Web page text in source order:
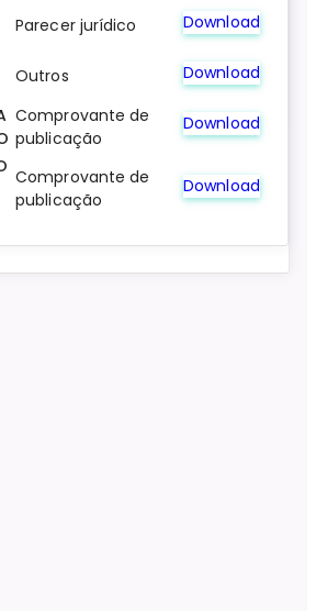
Parecer jurídico
Download
Outros
Download
Comprovante de
publicação
Download
Comprovante de
publicação
Download